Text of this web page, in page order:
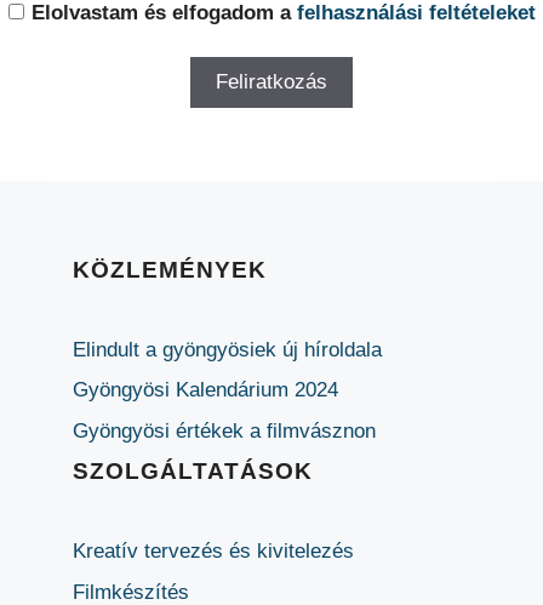
Elolvastam és elfogadom a felhasználási feltételeket
KÖZLEMÉNYEK
Elindult a gyöngyösiek új híroldala
Gyöngyösi Kalendárium 2024
Gyöngyösi értékek a filmvásznon
SZOLGÁLTATÁSOK
Kreatív tervezés és kivitelezés
Filmkészítés